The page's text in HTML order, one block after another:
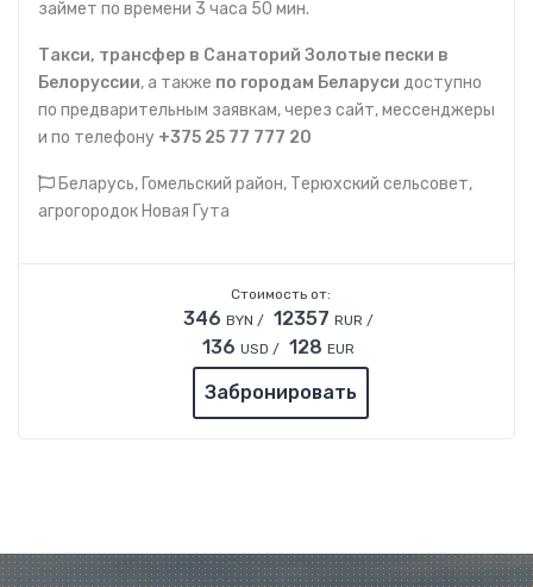
займет по времени 3 часа 50 мин.
Такси, трансфер в Санаторий Золотые пески в
Белоруссии, а также по городам Беларуси доступно
по предварительным заявкам, через сайт, мессенджеры
и по телефону +375 25 77 777 20
Беларусь, Гомельский район, Терюхский сельсовет,
агрогородок Новая Гута
Стоимость от:
346 BYN / 12357 RUR /
136 USD / 128 EUR
Забронировать